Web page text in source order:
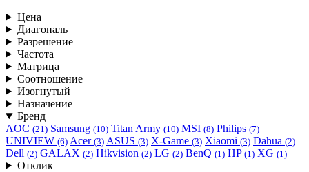
Цена
Диагональ
Разрешение
Частота
Матрица
Соотношение
Изогнутый
Назначение
Бренд
AOC (21) Samsung (10) Titan Army (10) MSI (8) Philips (7)
UNIVIEW (6) Acer (3) ASUS (3) X-Game (3) Xiaomi (3) Dahua (2)
Dell (2) GALAX (2) Hikvision (2) LG (2) BenQ (1) HP (1) XG (1)
Отклик